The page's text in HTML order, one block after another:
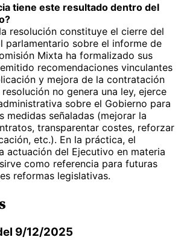
tiene este resultado dentro del
resolución constituye el cierre del
parlamentario sobre el informe de
Mixta ha formalizado sus
recomendaciones vinculantes
y mejora de la contratación
no genera una ley, ejerce
sobre el Gobierno para
medidas señaladas (mejorar la
transparentar costes, reforzar
etc.). En la práctica, el
actuación del Ejecutivo en materia
como referencia para futuras
reformas legislativas.
9/12/2025